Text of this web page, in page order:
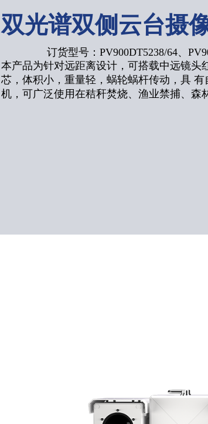
双光谱双侧云台摄
订货型号：PV900DT5238/64、
本产品为针对远距离设计，可搭载中远镜头
芯，体积小，重量轻，蜗轮蜗杆传动，具
机，可广泛使用在秸秆焚烧、渔业禁捕、森